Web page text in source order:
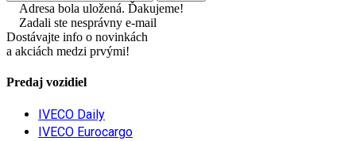
Adresa bola uložená. Ďakujeme!
Zadali ste nesprávny e-mail
Dostávajte info o novinkách
a akciách medzi prvými!
Predaj vozidiel
IVECO Daily
IVECO Eurocargo